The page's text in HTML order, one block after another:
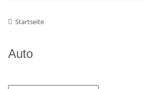
Startseite
Auto